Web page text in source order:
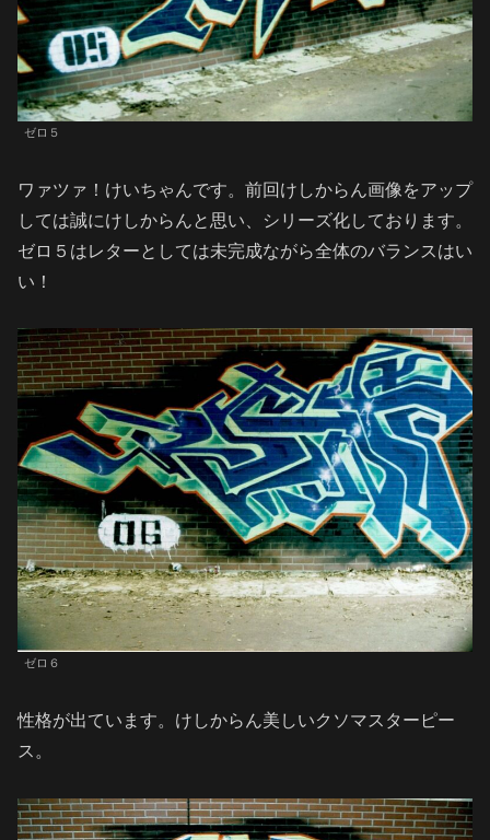
ゼロ５
ワァツァ！けいちゃんです。前回けしからん画像をアップ
しては誠にけしからんと思い、シリーズ化しております。
ゼロ５はレターとしては未完成ながら全体のバランスはい
い！
ゼロ６
性格が出ています。けしからん美しいクソマスターピー
ス。